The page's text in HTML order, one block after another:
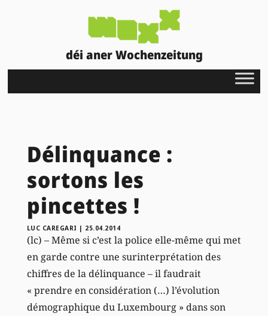
déi aner Wochenzeitung
Délinquance :
sortons les
pincettes !
LUC CAREGARI | 25.04.2014
(lc) – Même si c’est la police elle-même qui met
en garde contre une surinterprétation des
chiffres de la délinquance – il faudrait
« prendre en considération (…) l’évolution
démographique du Luxembourg » dans son